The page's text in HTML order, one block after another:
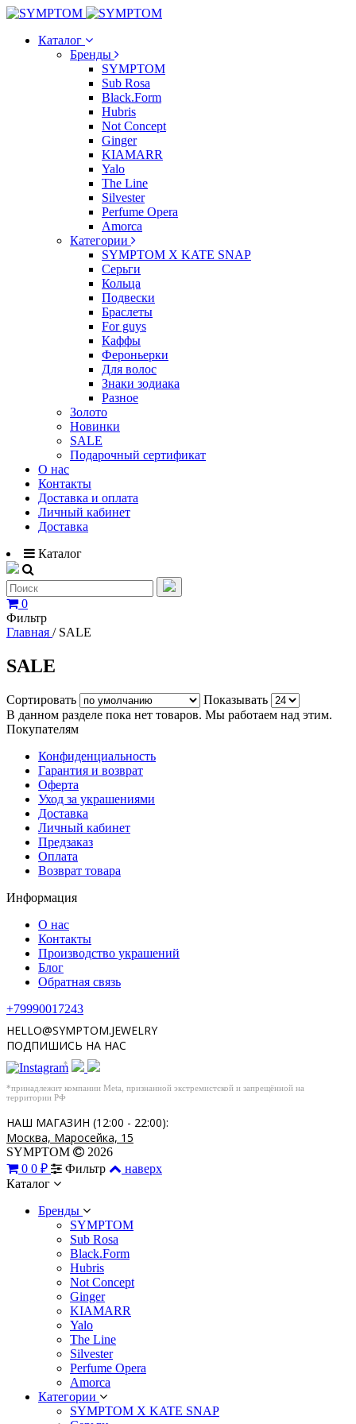
Каталог
Бренды
SYMPTOM
Sub Rosa
Black.Form
Hubris
Not Concept
Ginger
KIAMARR
Yalo
The Line
Silvester
Perfume Opera
Amorca
Категории
SYMPTOM X KATE SNAP
Серьги
Кольца
Подвески
Браслеты
For guys
Каффы
Фероньерки
Для волос
Знаки зодиака
Разное
Золото
Новинки
SALE
Подарочный сертификат
О нас
Контакты
Доставка и оплата
Личный кабинет
Доставка
Каталог
0
Фильтр
Главная / SALE
SALE
Сортировать
Показывать
В данном разделе пока нет товаров. Мы работаем над этим.
Покупателям
Конфиденциальность
Гарантия и возврат
Оферта
Уход за украшениями
Доставка
Личный кабинет
Предзаказ
Оплата
Возврат товара
Информация
О нас
Контакты
Производство украшений
Блог
Обратная связь
+79990017243
HELLO@SYMPTOM.JEWELRY
ПОДПИШИСЬ НА НАС
*
*принадлежит компании Meta, признанной экстремистской и запрещённой на
территории РФ
НАШ МАГАЗИН (12:00 - 22:00):
Москва, Маросейка, 15
SYMPTOM
2026
0 0 ₽ Фильтр
наверх
Каталог
Бренды
SYMPTOM
Sub Rosa
Black.Form
Hubris
Not Concept
Ginger
KIAMARR
Yalo
The Line
Silvester
Perfume Opera
Amorca
Категории
SYMPTOM X KATE SNAP